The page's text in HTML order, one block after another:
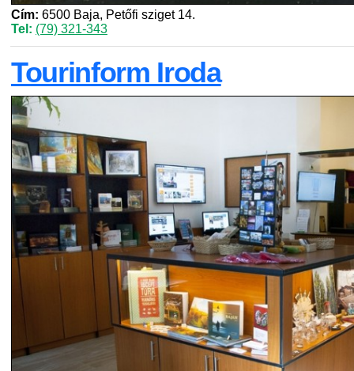
Cím: 6500 Baja, Petőfi sziget 14.
Tel: (79) 321-343
Tourinform Iroda